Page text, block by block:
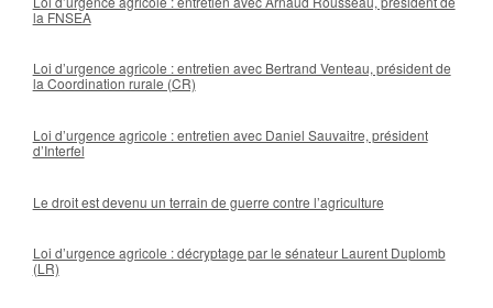
la FNSEA
Loi d’urgence agricole : entretien avec Bertrand Venteau, président de
la Coordination rurale (CR)
Loi d’urgence agricole : entretien avec Daniel Sauvaitre, président
d’Interfel
Le droit est devenu un terrain de guerre contre l’agriculture
Loi d’urgence agricole : décryptage par le sénateur Laurent Duplomb
(LR)